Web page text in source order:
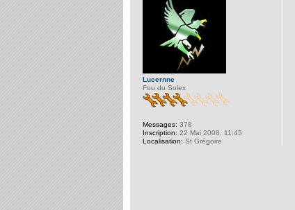
Lucernne
Fou du Solex
Messages: 378
Inscription: 22 Mai 2008, 11:45
Localisation: St Grégoire